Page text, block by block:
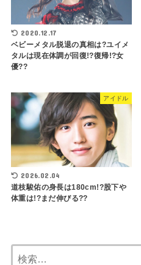
2020.12.17
ベビーメタル脱退の真相は?ユイメ
タルは現在体調が回復!?復帰!?女
優??
アイドル
2026.02.04
道枝駿佑の身長は180cm!?股下や
体重は!?まだ伸びる??